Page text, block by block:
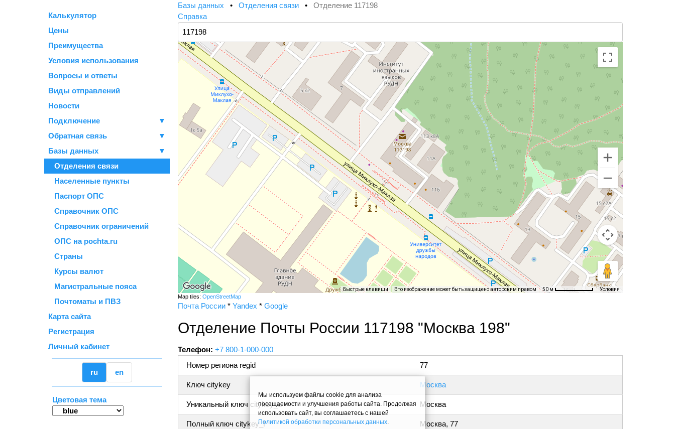
Калькулятор
Цены
Преимущества
Условия использования
Вопросы и ответы
Виды отправлений
Новости
Подключение
▼
Обратная связь
▼
Базы данных
▼
Отделения связи
Населенные пункты
Паспорт ОПС
Справочник ОПС
Справочник ограничений
ОПС на pochta.ru
Страны
Курсы валют
Магистральные пояса
Почтоматы и ПВЗ
Карта сайта
Регистрация
Личный кабинет
ru en
Цветовая тема
Базы данных • Отделения связи • Отделение 117198
Справка
Быстрые клавиши Это изображение может быть защищено авторским правом 50 м Условия
Map tiles: OpenStreetMap
Почта России * Yandex * Google
Отделение Почты России 117198 "Москва 198"
Телефон: +7 800-1-000-000
Номер региона regid
77
Ключ citykey Москва
Уникальный ключ citykey_u Москва
Полный ключ citykey_f Москва, 77
Мы используем файлы cookie для анализа
посещаемости и улучшения работы сайта. Продолжая
использовать сайт, вы соглашаетесь с нашей
Политикой обработки персональных данных.